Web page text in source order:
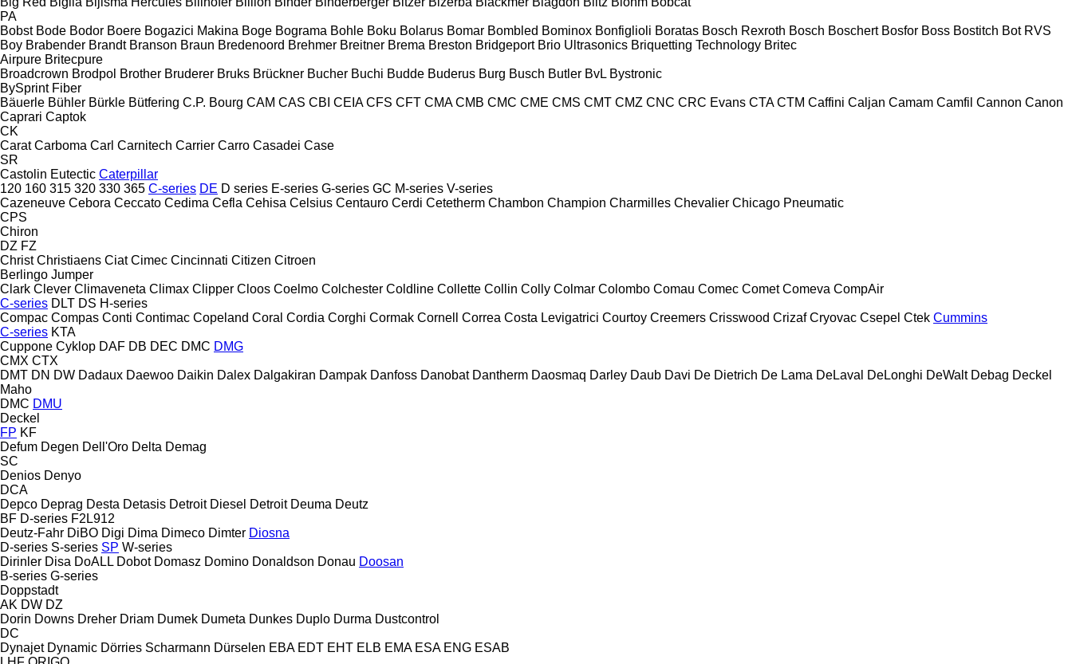
PA
Bobst Bode Bodor Boere Bogazici Makina Boge Bograma Bohle Boku Bolarus Bomar Bombled Bominox Bonfiglioli Boratas Bosch Rexroth Bosch Boschert Bosfor Boss Bostitch Bot RVS
Boy Brabender Brandt Branson Braun Bredenoord Brehmer Breitner Brema Breston Bridgeport Brio Ultrasonics Briquetting Technology Britec
Airpure Britecpure
Broadcrown Brodpol Brother Bruderer Bruks Brückner Bucher Buchi Budde Buderus Burg Busch Butler BvL Bystronic
BySprint Fiber
Bäuerle Bühler Bürkle Bütfering C.P. Bourg CAM CAS CBI CEIA CFS CFT CMA CMB CMC CME CMS CMT CMZ CNC CRC Evans CTA CTM Caffini Caljan Camam Camfil Cannon Canon
Caprari Captok
CK
Carat Carboma Carl Carnitech Carrier Carro Casadei Case
SR
Castolin Eutectic Caterpillar
120 160 315 320 330 365 C-series DE D series E-series G-series GC M-series V-series
Cazeneuve Cebora Ceccato Cedima Cefla Cehisa Celsius Centauro Cerdi Cetetherm Chambon Champion Charmilles Chevalier Chicago Pneumatic
CPS
Chiron
DZ FZ
Christ Christiaens Ciat Cimec Cincinnati Citizen Citroen
Berlingo Jumper
Clark Clever Climaveneta Climax Clipper Cloos Coelmo Colchester Coldline Collette Collin Colly Colmar Colombo Comau Comec Comet Comeva CompAir
C-series DLT DS H-series
Compac Compas Conti Contimac Copeland Coral Cordia Corghi Cormak Cornell Correa Costa Levigatrici Courtoy Creemers Crisswood Crizaf Cryovac Csepel Ctek Cummins
C-series KTA
Cuppone Cyklop DAF DB DEC DMC DMG
CMX CTX
DMT DN DW Dadaux Daewoo Daikin Dalex Dalgakiran Dampak Danfoss Danobat Dantherm Daosmaq Darley Daub Davi De Dietrich De Lama DeLaval DeLonghi DeWalt Debag Deckel
Maho
DMC DMU
Deckel
FP KF
Defum Degen Dell'Oro Delta Demag
SC
Denios Denyo
DCA
Depco Deprag Desta Detasis Detroit Diesel Detroit Deuma Deutz
BF D-series F2L912
Deutz-Fahr DiBO Digi Dima Dimeco Dimter Diosna
D-series S-series SP W-series
Dirinler Disa DoALL Dobot Domasz Domino Donaldson Donau Doosan
B-series G-series
Doppstadt
AK DW DZ
Dorin Downs Dreher Driam Dumek Dumeta Dunkes Duplo Durma Dustcontrol
DC
Dynajet Dynamic Dörries Scharmann Dürselen EBA EDT EHT ELB EMA ESA ENG ESAB